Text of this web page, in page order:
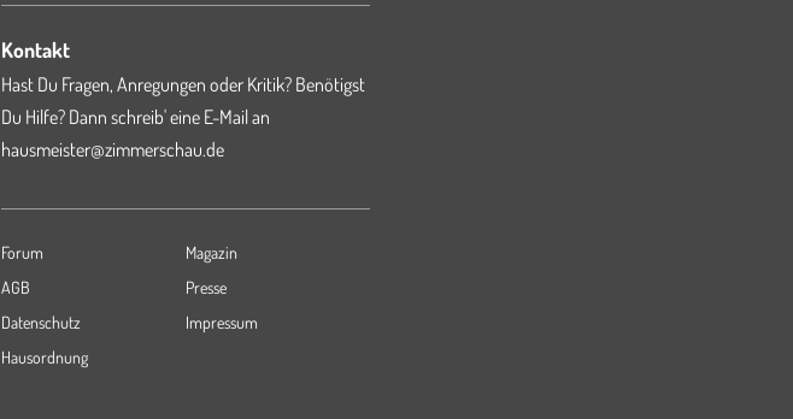
Kontakt
Hast Du Fragen, Anregungen oder Kritik? Benötigst
Du Hilfe? Dann schreib' eine E-Mail an
hausmeister@zimmerschau.de
Forum
Magazin
AGB
Presse
Datenschutz
Impressum
Hausordnung